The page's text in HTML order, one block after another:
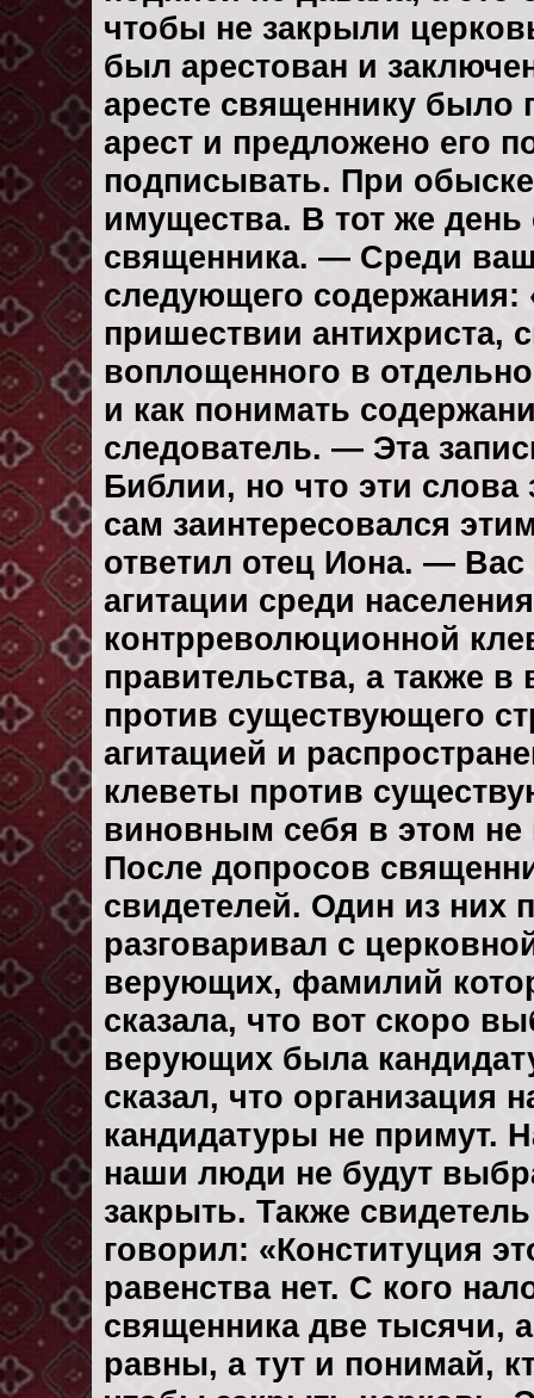
чтобы не закрыли
был арестован и
аресте священнику было
арест и предложено его
подписывать. При
имущества. В тот же
священника. — Среди
следующего
пришествии антихриста,
воплощенного в
и как понимать
следователь. — Эта
Библии, но что эти слова
сам заинтересовался
ответил отец Иона. —
агитации среди
контрреволюционной
правительства, а также
против существующего
агитацией и
клеветы против
виновным себя в этом
После допросов
свидетелей. Один из них
разговаривал с
верующих, фамилий
сказала, что вот скоро
верующих была
сказал, что организация
кандидатуры не примут.
наши люди не будут
закрыть. Также
говорил: «Конституция
равенства нет. С кого
священника две тысячи,
равны, а тут и понимай,